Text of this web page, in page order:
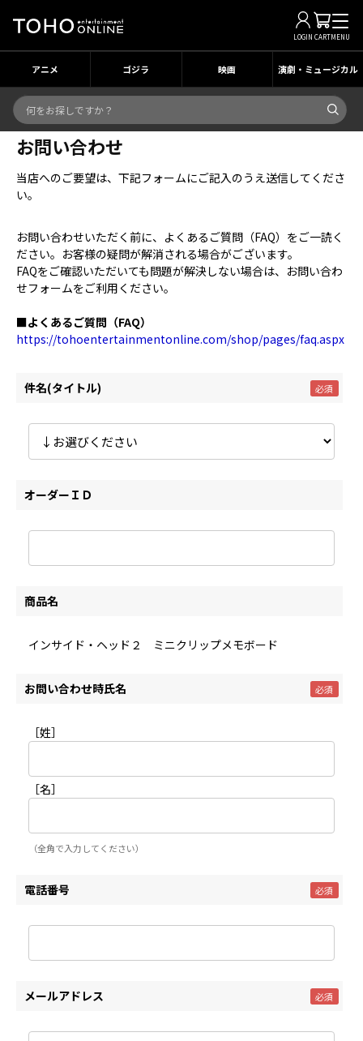
LOGIN CARTMENU
アニメ ゴジラ 映画 演劇・ミュージカル
お問い合わせ
当店へのご要望は、下記フォームにご記入のうえ送信してくださ
い。
お問い合わせいただく前に、よくあるご質問（FAQ）をご一読く
ださい。お客様の疑問が解消される場合がございます。
FAQをご確認いただいても問題が解決しない場合は、お問い合わ
せフォームをご利用ください。
■よくあるご質問（FAQ）
https://tohoentertainmentonline.com/shop/pages/faq.aspx
件名(タイトル)
オーダーＩＤ
商品名
インサイド・ヘッド２ ミニクリップメモボード
お問い合わせ時氏名
［姓］
［名］
（全角で入力してください）
電話番号
メールアドレス